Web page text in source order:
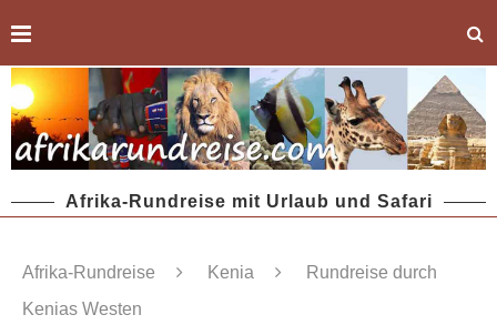
Afrika-Rundreise mit Urlaub und Safari
Afrika-Rundreise Kenia
Rundreise durch
Kenias Westen